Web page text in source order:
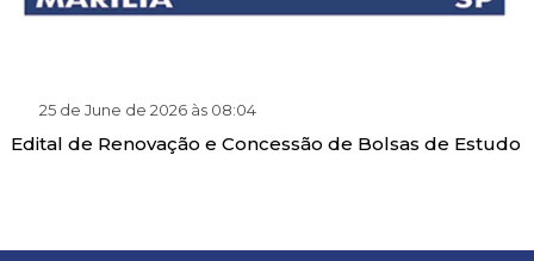
25 de June de 2026 às 08:04
Edital de Renovação e Concessão de Bolsas de Estudo